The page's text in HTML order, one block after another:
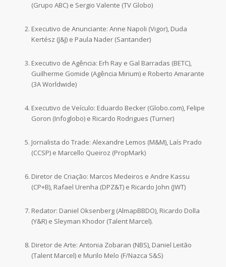
(Grupo ABC) e Sergio Valente (TV Globo)
Executivo de Anunciante: Anne Napoli (Vigor), Duda
Kertész (J&J) e Paula Nader (Santander)
Executivo de Agência: Erh Ray e Gal Barradas (BETC),
Guilherme Gomide (Agência Mirium) e Roberto Amarante
(3A Worldwide)
Executivo de Veículo: Eduardo Becker (Globo.com), Felipe
Goron (Infoglobo) e Ricardo Rodrigues (Turner)
Jornalista do Trade: Alexandre Lemos (M&M), Laís Prado
(CCSP) e Marcello Queiroz (PropMark)
Diretor de Criação: Marcos Medeiros e Andre Kassu
(CP+B), Rafael Urenha (DPZ&T) e Ricardo John (JWT)
Redator: Daniel Oksenberg (AlmapBBDO), Ricardo Dolla
(Y&R) e Sleyman Khodor (Talent Marcel).
Diretor de Arte: Antonia Zobaran (NBS), Daniel Leitão
(Talent Marcel) e Murilo Melo (F/Nazca S&S)